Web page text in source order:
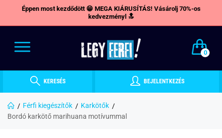
Éppen most kezdődött 😁 MEGA KIÁRUSÍTÁS! Vásárolj 70%-os
kedvezményl 🔝
0
KERESÉS BEJELENTKEZÉS
Férfi kiegészítők
Karkötők
Bordó karkötő marihuana motívummal